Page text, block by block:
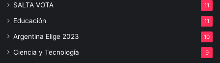
SALTA VOTA 11
Educación 11
Argentina Elige 2023 10
Ciencia y Tecnología 9